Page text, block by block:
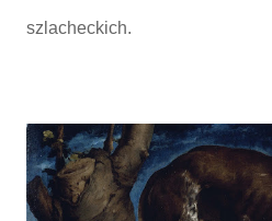
szlacheckich.